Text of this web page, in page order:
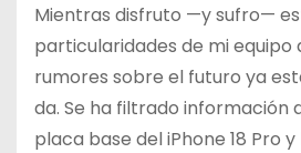
Mientras disfruto —y sufro—
particularidades de mi equipo
rumores sobre el futuro ya
da. Se ha filtrado información
placa base del iPhone 18 Pro